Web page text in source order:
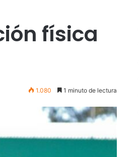
física
1.080 1 minuto de lectura